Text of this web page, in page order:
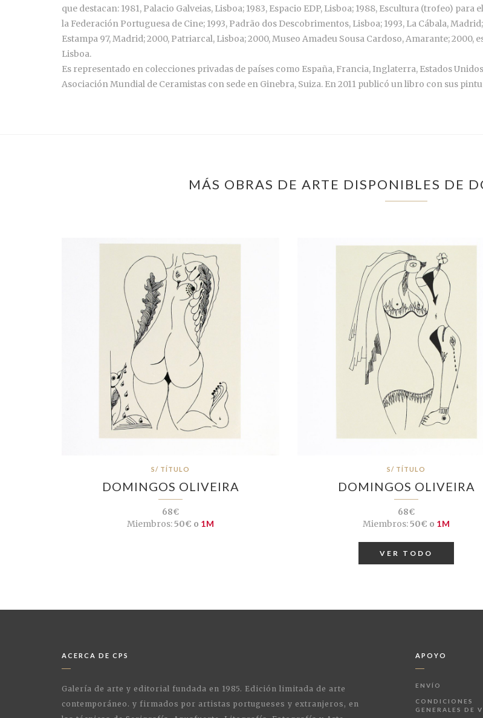
que destacan: 1981, Palacio Galveias, Lisboa; 1983, Espacio EDP, Lisboa; 1988, Escultura (trofeo)
la Federación Portuguesa de Cine; 1993, Padrão dos Descobrimentos, Lisboa; 1993, La Cábala,
Estampa 97, Madrid; 2000, Patriarcal, Lisboa; 2000, Museo Amadeu Sousa Cardoso, Amarante;
Lisboa.
Es representado en colecciones privadas de países como España, Francia, Inglaterra, Estados
Asociación Mundial de Ceramistas con sede en Ginebra, Suiza. En 2011 publicó un libro con sus
MÁS OBRAS DE ARTE DISPONIBLES DE
S/ TÍTULO
DOMINGOS OLIVEIRA
68€
Miembros:50€ o 1M
S/ TÍTULO
DOMINGOS OLIVEIRA
68€
Miembros:50€ o 1M
VER TODO
ACERCA DE CPS
Galería de arte y editorial fundada en 1985. Edición limitada de arte
contemporáneo. y firmados por artistas portugueses y extranjeros, en
APOYO
ENVÍO
CONDICIONES
GENERALES DE